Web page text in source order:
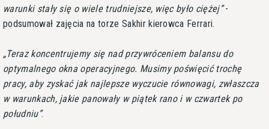
warunki stały się o wiele trudniejsze, więc było ciężej -
podsumował zajęcia na torze Sakhir kierowca Ferrari.
Teraz koncentrujemy się nad przywróceniem balansu do
optymalnego okna operacyjnego. Musimy poświęcić trochę
pracy, aby zyskać jak najlepsze wyczucie równowagi, zwłaszcza
w warunkach, jakie panowały w piątek rano i w czwartek po
południu .